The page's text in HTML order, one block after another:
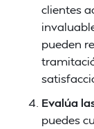
clientes
pueden
Evalúa
puedes